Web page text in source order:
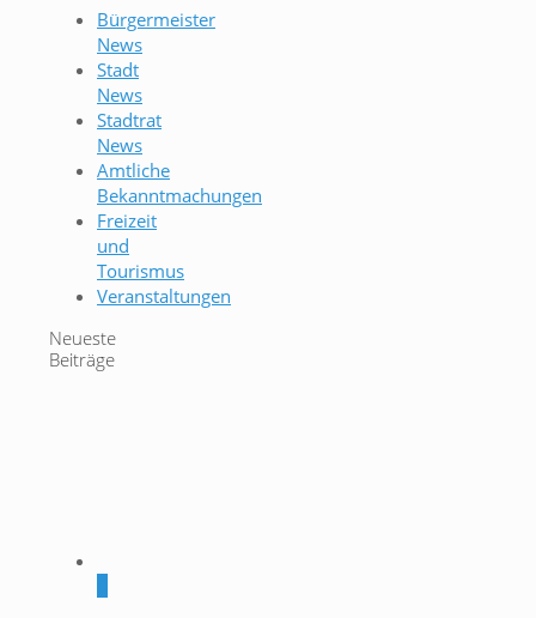
Bürgermeister
News
Stadt
News
Stadtrat
News
Amtliche
Bekanntmachungen
Freizeit
und
Tourismus
Veranstaltungen
Neueste
Beiträge